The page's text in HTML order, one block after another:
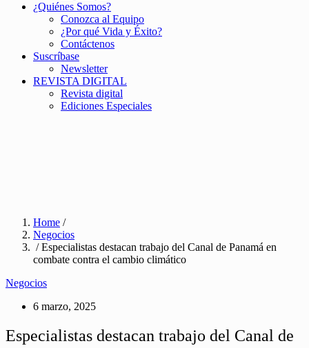
¿Quiénes Somos?
Conozca al Equipo
¿Por qué Vida y Éxito?
Contáctenos
Suscríbase
Newsletter
REVISTA DIGITAL
Revista digital
Ediciones Especiales
Home /
Negocios
/ Especialistas destacan trabajo del Canal de Panamá en
combate contra el cambio climático
Negocios
6 marzo, 2025
Especialistas destacan trabajo del Canal de